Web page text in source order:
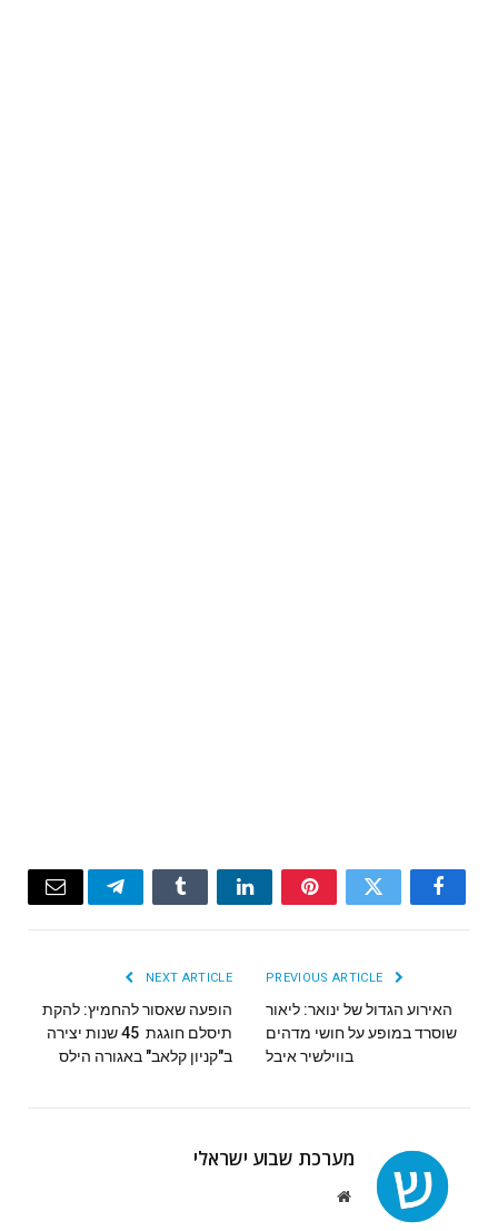
Facebook
Twitter
Pinterest
LinkedIn
Tumblr
Telegram
Email
‬בווילשיר‭ ‬איבל
NEXT ARTICLE
‬ב‭"‬קניון‭ ‬קלאב‭"‬ באגורה‭ ‬הילס
מערכת שבוע ישראלי
Website